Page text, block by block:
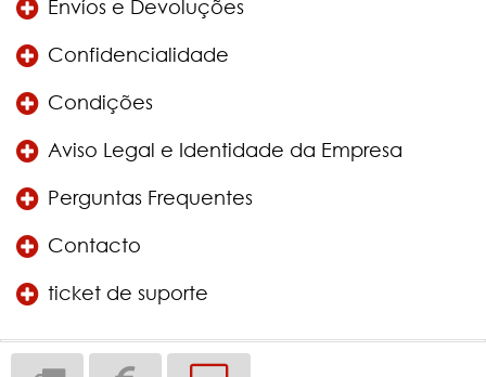
Envíos e Devoluções
Confidencialidade
Condições
Aviso Legal e Identidade da Empresa
Perguntas Frequentes
Contacto
ticket de suporte